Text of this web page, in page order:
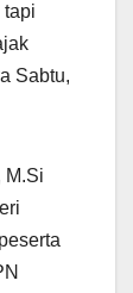
tapi
Sabtu,
M.Si